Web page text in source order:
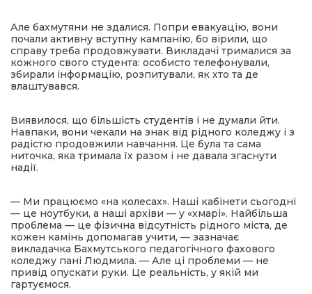
Але бахмутяни не здалися. Попри евакуацію, вони
почали активну вступну кампанію, бо вірили, що
справу треба продовжувати. Викладачі трималися за
кожного свого студента: особисто телефонували,
збирали інформацію, розпитували, як хто та де
влаштувався.
Виявилося, що більшість студентів і не думали йти.
Навпаки, вони чекали на знак від рідного коледжу і з
радістю продовжили навчання. Це була та сама
ниточка, яка тримала їх разом і не давала згаснути
надії.
— Ми працюємо «на колесах». Наші кабінети сьогодні
— це ноутбуки, а наші архіви — у «хмарі». Найбільша
проблема — це фізична відсутність рідного міста, де
кожен камінь допомагав учити, — зазначає
викладачка Бахмутського педагогічного фахового
коледжу пані Людмила. — Але ці проблеми — не
привід опускати руки. Це реальність, у якій ми
гартуємося.